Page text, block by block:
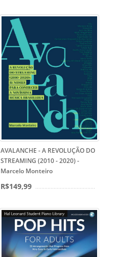
AVALANCHE - A REVOLUÇÃO DO
STREAMING (2010 - 2020) -
Marcelo Monteiro
R$149,99